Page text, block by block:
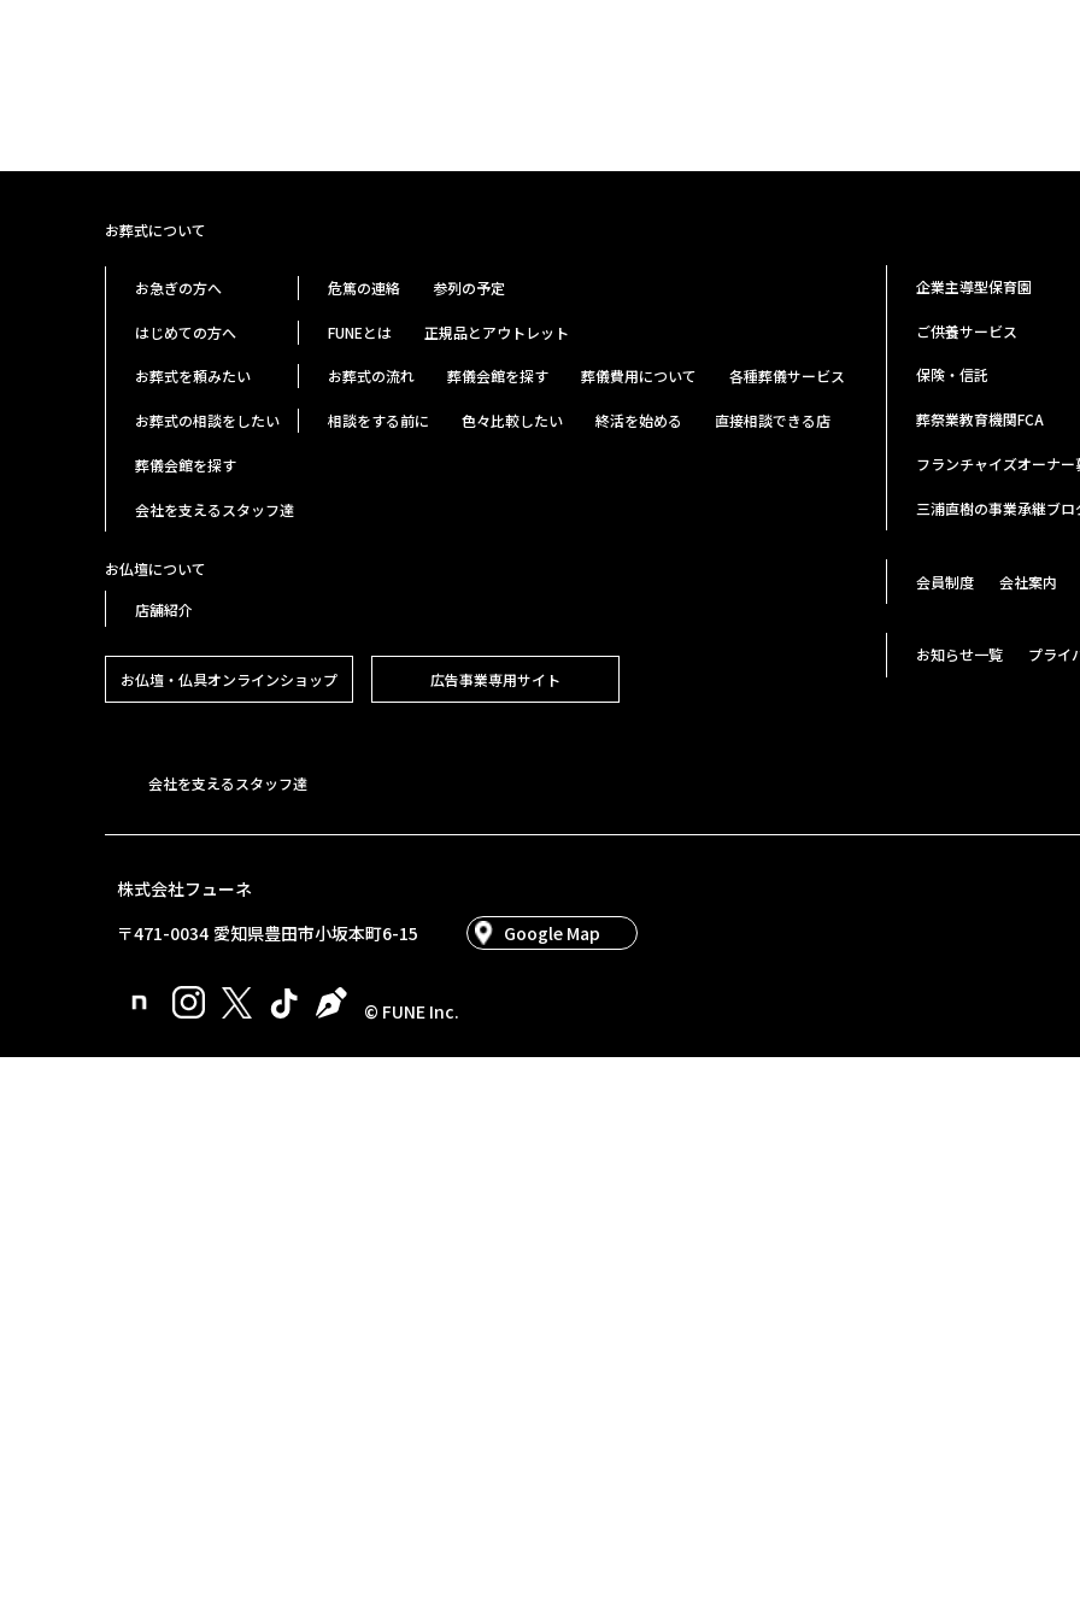
お葬式について
お急ぎの方へ 危篤の連絡 参列の予定
はじめての方へ FUNEとは 正規品とアウトレット
お葬式を頼みたい お葬式の流れ 葬儀会館を探す 葬儀費用について 各種葬儀サービス
お葬式の相談をしたい 相談をする前に 色々比較したい 終活を始める 直接相談できる店
葬儀会館を探す
会社を支えるスタッフ達
お仏壇について
店舗紹介
お仏壇・仏具オンラインショップ 広告事業専用サイト
会社を支えるスタッフ達
企業主導型保育園
ご供養サービス
保険・信託
葬祭業教育機関FCA
フランチャイズオーナー
三浦直樹の事業承継ブロ
会員制度 会社案内
お知らせ一覧 プライ
株式会社フューネ
〒471-0034 愛知県豊田市小坂本町6-15 Google Map
© FUNE Inc.